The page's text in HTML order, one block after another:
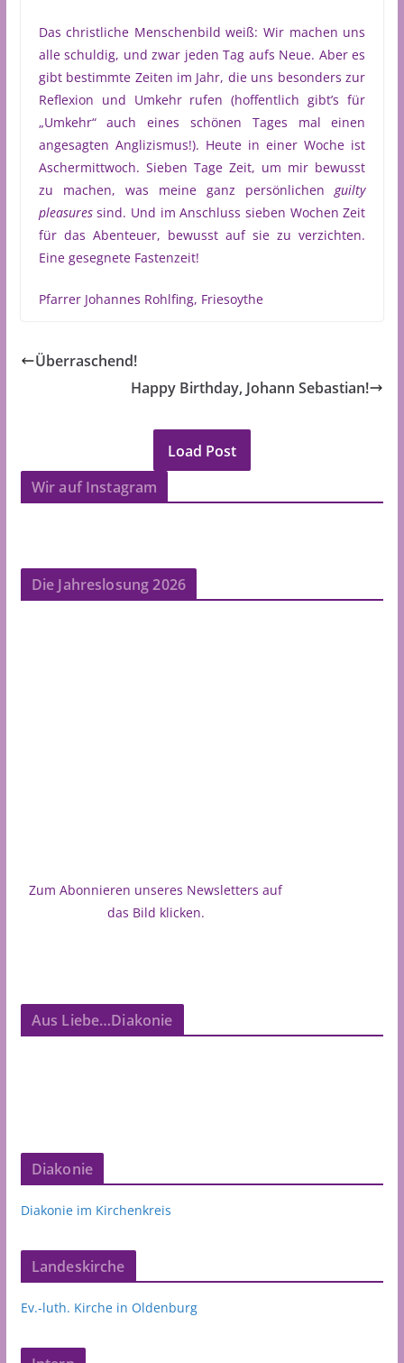
Das christliche Menschenbild weiß: Wir machen uns
alle schuldig, und zwar jeden Tag aufs Neue. Aber es
gibt bestimmte Zeiten im Jahr, die uns besonders zur
Reflexion und Umkehr rufen (hoffentlich gibt’s für
„Umkehr“ auch eines schönen Tages mal einen
angesagten Anglizismus!). Heute in einer Woche ist
Aschermittwoch. Sieben Tage Zeit, um mir bewusst
zu machen, was meine ganz persönlichenguilty
pleasuressind. Und im Anschluss sieben Wochen Zeit
für das Abenteuer, bewusst auf sie zu verzichten.
Eine gesegnete Fastenzeit!
Pfarrer Johannes Rohlfing, Friesoythe
Überraschend!
Happy Birthday, Johann Sebastian!
Load Post
Wir auf Instagram
Die Jahreslosung 2026
Zum Abonnieren unseres Newsletters auf
das Bild klicken.
Aus Liebe…Diakonie
Diakonie
Diakonie im Kirchenkreis
Landeskirche
Ev.-luth. Kirche in Oldenburg